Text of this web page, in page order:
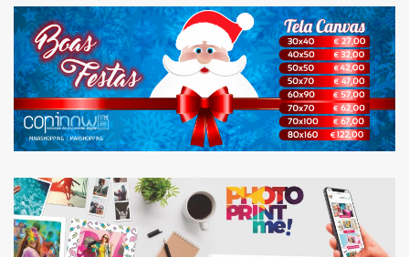
ESCOLHA O MELHOR
MOMENTO PARA FAZER
AS COMPRAS DE NATAL.
PHOTO PRINT ME: NOVO
SERVIÇO DISPONIVEL